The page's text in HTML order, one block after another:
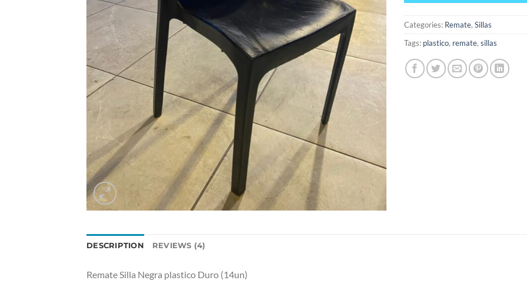
Categories: Remate, Sillas
Tags: plastico, remate, sillas
DESCRIPTION REVIEWS (4)
Remate Silla Negra plastico Duro (14un)